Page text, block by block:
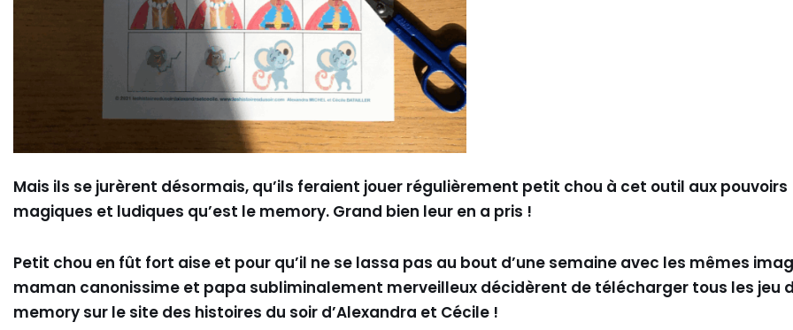
Mais ils se jurèrent désormais, qu’ils feraient jouer régulièrement petit chou à cet outil aux pouvoirs
magiques et ludiques qu’est le memory. Grand bien leur en a pris !
Petit chou en fût fort aise et pour qu’il ne se lassa pas au bout d’une semaine avec les mêmes
maman canonissime et papa subliminalement merveilleux décidèrent de télécharger tous les jeu
memory sur le site des histoires du soir d’Alexandra et Cécile !